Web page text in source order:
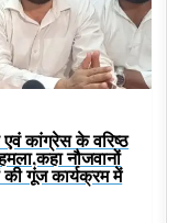
एवं कांग्रेस के वरिष्ठ
नौजवानों
की गूंज कार्यक्रम में